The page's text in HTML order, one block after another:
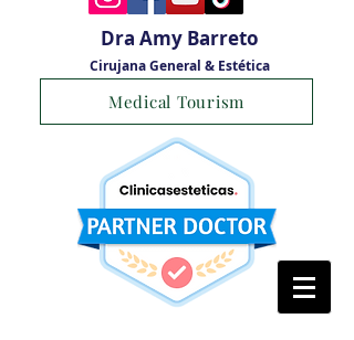
Dra Amy Barreto
Cirujana General & Estética
Medical Tourism